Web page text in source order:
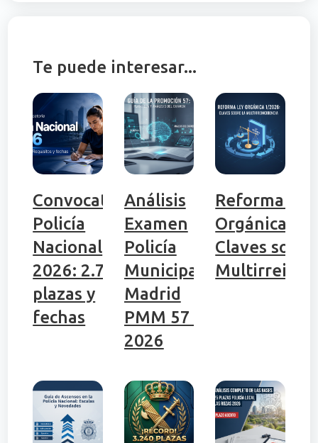
Te puede interesar...
Convocatoria
Policía
Nacional
2026: 2.704
plazas y
fechas
Análisis
Examen
Policía
Municipal
Madrid
PMM 57 |
2026
Reforma Ley
Orgánica 1/
Claves